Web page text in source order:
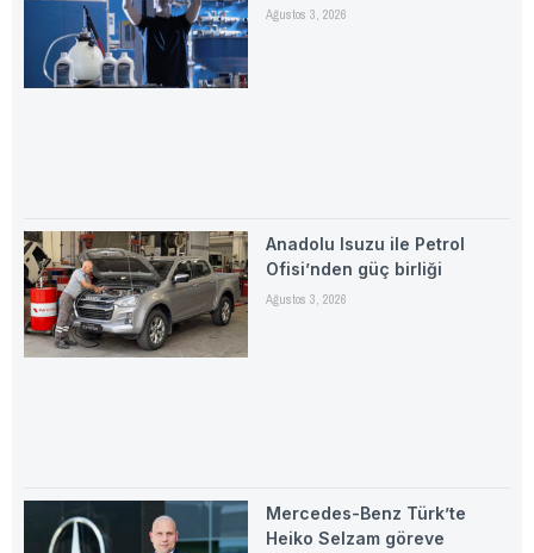
Ağustos 3, 2026
Anadolu Isuzu ile Petrol
Ofisi’nden güç birliği
Ağustos 3, 2026
Mercedes-Benz Türk’te
Heiko Selzam göreve